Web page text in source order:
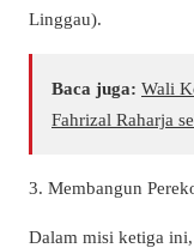
Linggau).
Baca juga: Wali
Fahrizal Raharja
3. Membangun
Dalam misi ketiga